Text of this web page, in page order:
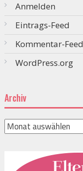
Anmelden
Eintrags-Feed
Kommentar-Feed
WordPress.org
Archiv
Archiv